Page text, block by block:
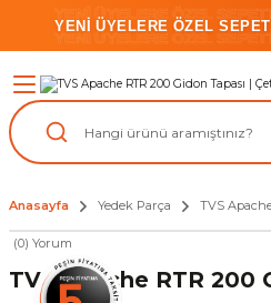
YENİ ÜYELERE ÖZEL
YENİ ÜYELERE ÖZEL
YENİ ÜYELERE ÖZEL
Anasayfa Yedek Parça TVS
(0) Yorum
TVS Apache RTR 200